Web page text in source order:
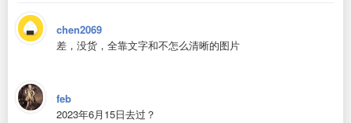
chen2069
差，没货，全靠文字和不怎么清晰的图片
feb
2023年6月15日去过？